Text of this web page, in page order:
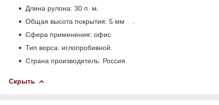
Длина рулона: 30 п. м.
Общая высота покрытия: 5 мм .
Сфера применения: офис.
Тип ворса: иглопробивной.
Страна производитель: Россия.
Скрыть